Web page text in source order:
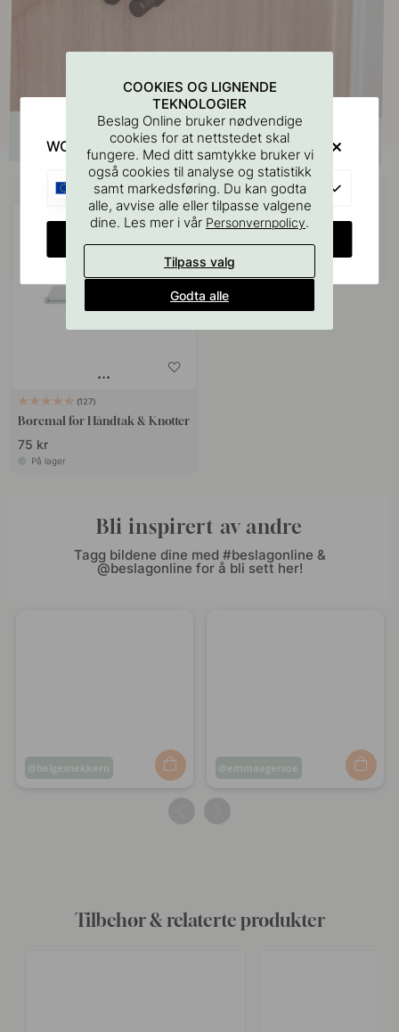
Kjøp sammen med
127
Boremal for Håndtak & Knotter
75 kr
På lager
Bli inspirert av andre
Tagg bildene dine med #beslagonline &
@beslagonline for å bli sett her!
Innlegg
helgesnekkern
Innlegg
emmaagersoe
Tilbehør & relaterte produkter
COOKIES OG LIGNENDE
TEKNOLOGIER
Beslag Online bruker nødvendige
cookies for at nettstedet skal
fungere. Med ditt samtykke bruker vi
også cookies til analyse og statistikk
samt markedsføring. Du kan godta
alle, avvise alle eller tilpasse valgene
dine. Les mer i vår Personvernpolicy.
Tilpass valg
Godta alle
WOULD YOU RATHER VISIT?
EU